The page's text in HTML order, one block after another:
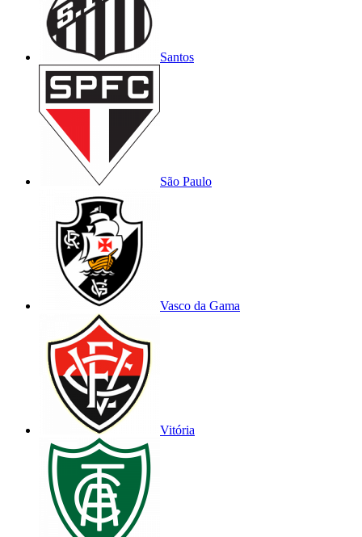
Santos
São Paulo
Vasco da Gama
Vitória